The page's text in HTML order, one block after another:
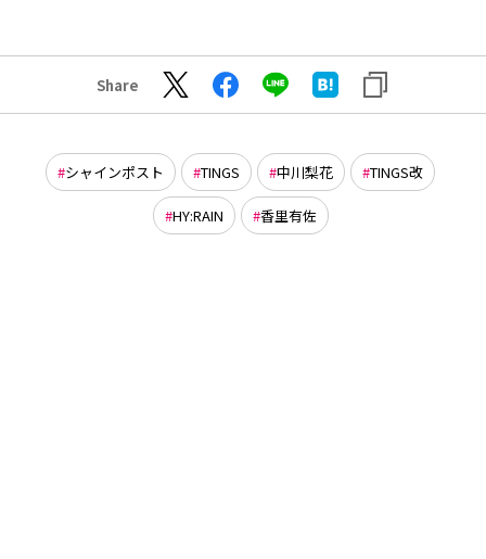
Share
シャインポスト TINGS 中川梨花 TINGS改
HY:RAIN 香里有佐